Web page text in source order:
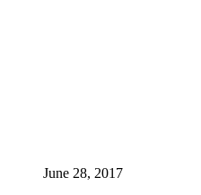
June 28, 2017